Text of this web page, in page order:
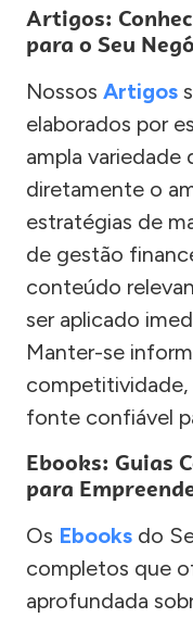
Artigos:
para o Seu
Nossos Artigos
elaborados por
ampla variedade
diretamente o
estratégias de
de gestão
conteúdo
ser aplicado
Manter-se
competitividade,
fonte confiável
Ebooks: Guias
para
Os Ebooks do
completos que
aprofundada